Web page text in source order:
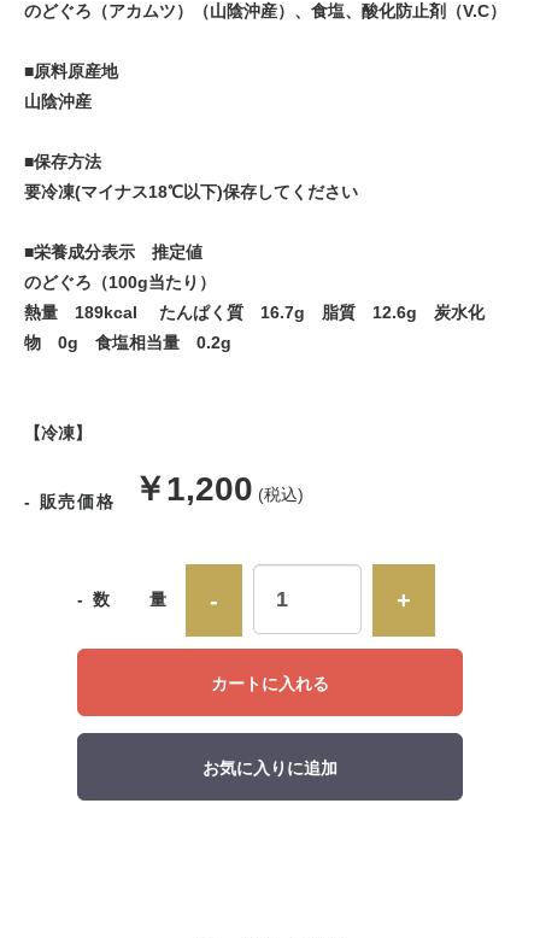
のどぐろ（アカムツ）（山陰沖産）、食塩、酸化防止剤（V.C）
■原料原産地
山陰沖産
■保存方法
要冷凍(マイナス18℃以下)保存してください
■栄養成分表示 推定値
のどぐろ（100g当たり）
熱量 189kcal たんぱく質 16.7g 脂質 12.6g 炭水化
物 0g 食塩相当量 0.2g
【冷凍】
- 販売価格
販
価
￥1,200 (税込)
- 数 量 - +
カートに入れる
お気に入りに追加